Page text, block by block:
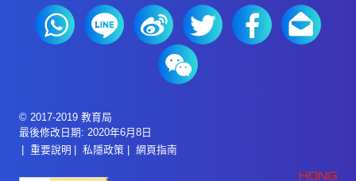
© 2017-2019 教育局
最後修改日期: 2020年6月8日
重要說明
私隱政策 網頁指南